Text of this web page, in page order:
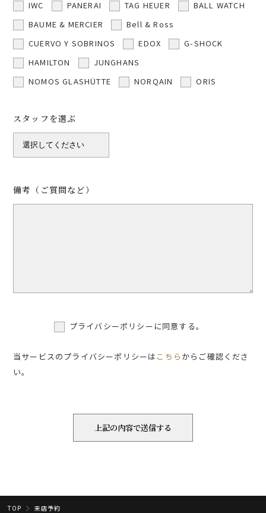
IWC
PANERAI TAG HEUER
BALL WATCH
BAUME & MERCIER
Bell & Ross
CUERVO Y SOBRINOS
EDOX
G-SHOCK
HAMILTON
JUNGHANS
NOMOS GLASHÜTTE
NORQAIN ORIS
スタッフを選ぶ
備考（ご質問など）
プライバシーポリシーに同意する。
当サービスのプライバシーポリシーは こちら からご確認くださ
い。
TOP 来店予約